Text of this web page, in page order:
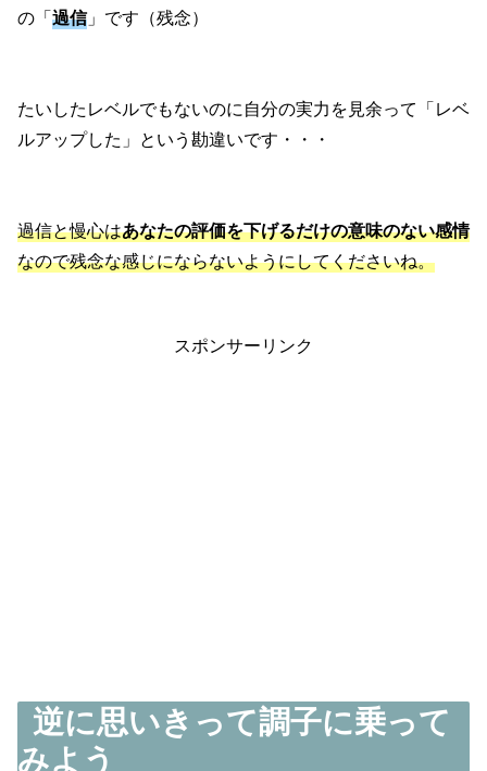
の「過信」です（残念）
たいしたレベルでもないのに自分の実力を見余って「レベ
ルアップした」という勘違いです・・・
過信と慢心はあなたの評価を下げるだけの意味のない感情
なので残念な感じにならないようにしてくださいね。
スポンサーリンク
逆に思いきって調子に乗って
みよう